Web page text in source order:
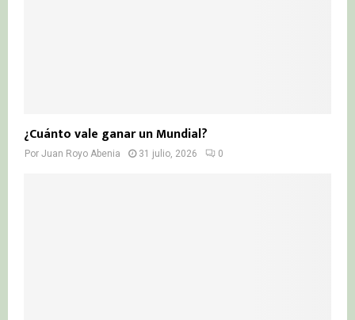
¿Cuánto vale ganar un Mundial?
Por Juan Royo Abenia 31 julio, 2026 0